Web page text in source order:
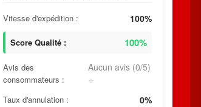
Vitesse d'expédition : 100%
Score Qualité : 100%
Avis des
consommateurs :
Aucun avis (0/5)
⭐
Taux d'annulation : 0%